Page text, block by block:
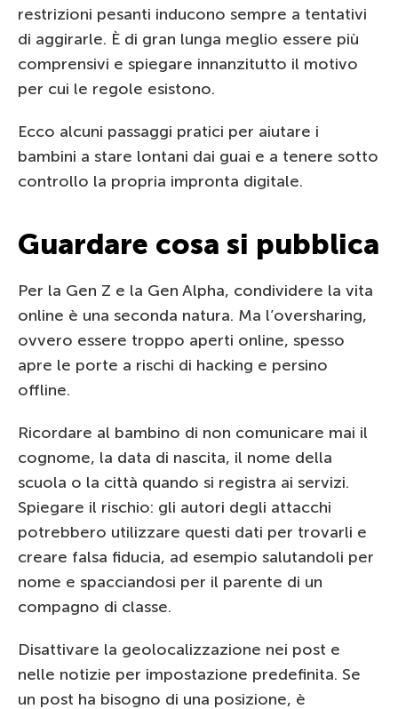
restrizioni pesanti inducono sempre a tentativi
di aggirarle. È di gran lunga meglio essere più
comprensivi e spiegare innanzitutto il motivo
per cui le regole esistono.
Ecco alcuni passaggi pratici per aiutare i
bambini a stare lontani dai guai e a tenere sotto
controllo la propria impronta digitale.
Guardare cosa si pubblica
Per la Gen Z e la Gen Alpha, condividere la vita
online è una seconda natura. Ma l’oversharing,
ovvero essere troppo aperti online, spesso
apre le porte a rischi di hacking e persino
offline.
Ricordare al bambino di non comunicare mai il
cognome, la data di nascita, il nome della
scuola o la città quando si registra ai servizi.
Spiegare il rischio: gli autori degli attacchi
potrebbero utilizzare questi dati per trovarli e
creare falsa fiducia, ad esempio salutandoli per
nome e spacciandosi per il parente di un
compagno di classe.
Disattivare la geolocalizzazione nei post e
nelle notizie per impostazione predefinita. Se
un post ha bisogno di una posizione, è